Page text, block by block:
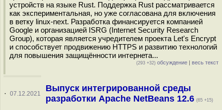
устройств на языке Rust. Поддержка Rust рассматривается
как экспериментальная, но уже согласована для включения
в ветку linux-next. Разработка финансируется компанией
Google и организацией ISRG (Internet Security Research
Group), которая является учредителем проекта Let's Encrypt
и способствует продвижению HTTPS и развитию технологий
для повышения защищённости интернета...
(293 +32) обсуждение | весь текст
· 07.12.2021
Выпуск интегрированной среды
разработки Apache NetBeans 12.6 (65 +15)